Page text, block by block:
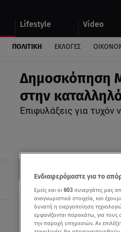
Lifestyle Video
ΠΟΛΙΤΙΚΗ ΕΚΛΟΓΕΣ
Δημοσκόπηση
στην
Επιφυλάξεις για
Ενδιαφερόμαστε για το
Εμείς και οι 603 συνεργάτες μας
αναγνωριστικά στοιχεία, και
δυνατή η ενεργοποίηση
εμφανίζονται παρακάτω, για τους
την παροχή υπηρεσιών. Αν